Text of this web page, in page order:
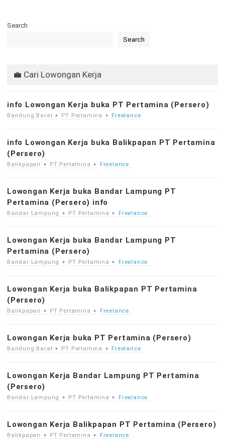
Search
Search
💼 Cari Lowongan Kerja
info Lowongan Kerja buka PT Pertamina (Persero)
Bandung Barat PT Pertamina Freelance
info Lowongan Kerja buka Balikpapan PT Pertamina
(Persero)
Balikpapan PT Pertamina Freelance
Lowongan Kerja buka Bandar Lampung PT
Pertamina (Persero) info
Bandar Lampung PT Pertamina Freelance
Lowongan Kerja buka Bandar Lampung PT
Pertamina (Persero)
Bandar Lampung PT Pertamina Freelance
Lowongan Kerja buka Balikpapan PT Pertamina
(Persero)
Balikpapan PT Pertamina Freelance
Lowongan Kerja buka PT Pertamina (Persero)
Bandung Barat PT Pertamina Freelance
Lowongan Kerja Bandar Lampung PT Pertamina
(Persero)
Bandar Lampung PT Pertamina Freelance
Lowongan Kerja Balikpapan PT Pertamina (Persero)
Balikpapan PT Pertamina Freelance